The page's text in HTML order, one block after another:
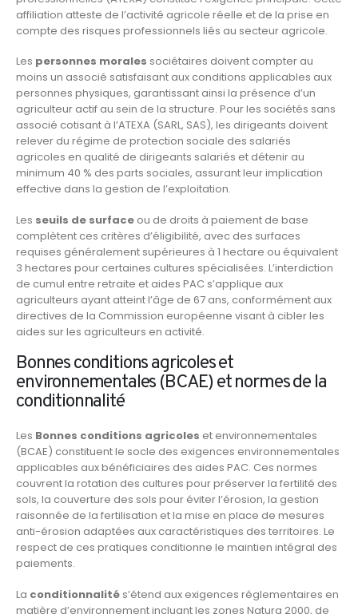
affiliation atteste de l’activité agricole réelle et de la prise en
compte des risques professionnels liés au secteur agricole.
Les personnes morales sociétaires doivent compter au
moins un associé satisfaisant aux conditions applicables aux
personnes physiques, garantissant ainsi la présence d’un
agriculteur actif au sein de la structure. Pour les sociétés sans
associé cotisant à l’ATEXA (SARL, SAS), les dirigeants doivent
relever du régime de protection sociale des salariés
agricoles en qualité de dirigeants salariés et détenir au
minimum 40 % des parts sociales, assurant leur implication
effective dans la gestion de l’exploitation.
Les seuils de surface ou de droits à paiement de base
complètent ces critères d’éligibilité, avec des surfaces
requises généralement supérieures à 1 hectare ou équivalent
3 hectares pour certaines cultures spécialisées. L’interdiction
de cumul entre retraite et aides PAC s’applique aux
agriculteurs ayant atteint l’âge de 67 ans, conformément aux
directives de la Commission européenne visant à cibler les
aides sur les agriculteurs en activité.
Bonnes conditions agricoles et
environnementales (BCAE) et normes de la
conditionnalité
Les Bonnes conditions agricoles et environnementales
(BCAE) constituent le socle des exigences environnementales
applicables aux bénéficiaires des aides PAC. Ces normes
couvrent la rotation des cultures pour préserver la fertilité des
sols, la couverture des sols pour éviter l’érosion, la gestion
raisonnée de la fertilisation et la mise en place de mesures
anti-érosion adaptées aux caractéristiques des territoires. Le
respect de ces pratiques conditionne le maintien intégral des
paiements.
La conditionnalité s’étend aux exigences réglementaires en
matière d’environnement incluant les zones Natura 2000, de